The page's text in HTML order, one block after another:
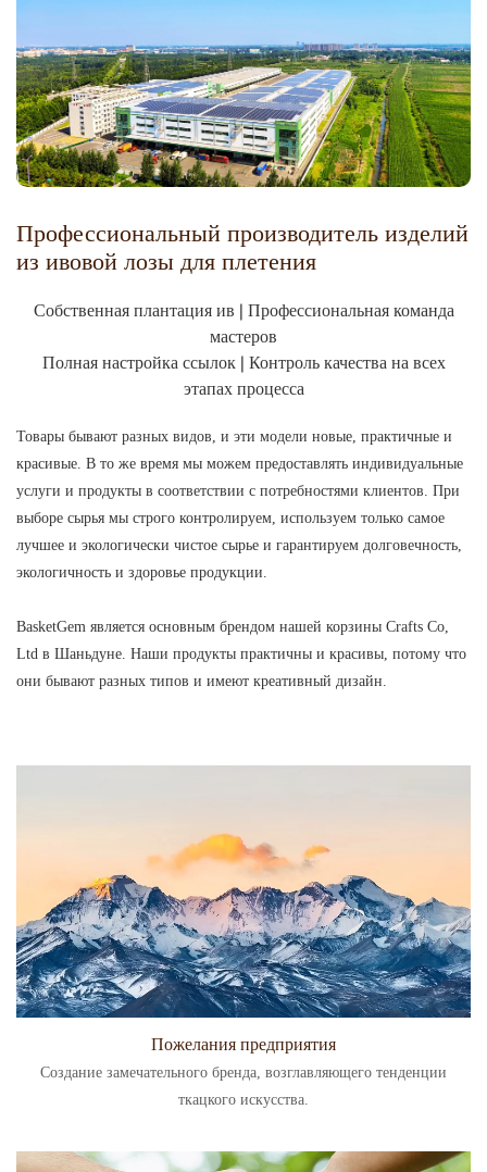
Профессиональный производитель изделий
из ивовой лозы для плетения
Собственная плантация ив | Профессиональная команда
мастеров
Полная настройка ссылок | Контроль качества на всех
этапах процесса
Товары бывают разных видов, и эти модели новые, практичные и
красивые. В то же время мы можем предоставлять индивидуальные
услуги и продукты в соответствии с потребностями клиентов. При
выборе сырья мы строго контролируем, используем только самое
лучшее и экологически чистое сырье и гарантируем долговечность,
экологичность и здоровье продукции.
BasketGem является основным брендом нашей корзины Crafts Co,
Ltd в Шаньдуне. Наши продукты практичны и красивы, потому что
они бывают разных типов и имеют креативный дизайн.
Пожелания предприятия
Создание замечательного бренда, возглавляющего тенденции
ткацкого искусства.